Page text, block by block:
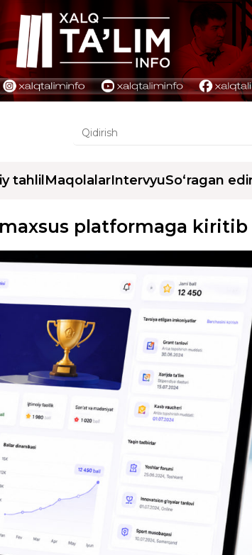
tahlil MaqolalarIntervyuSo‘ragan
platformaga